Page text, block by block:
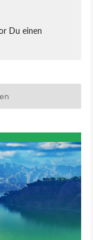
Du einen